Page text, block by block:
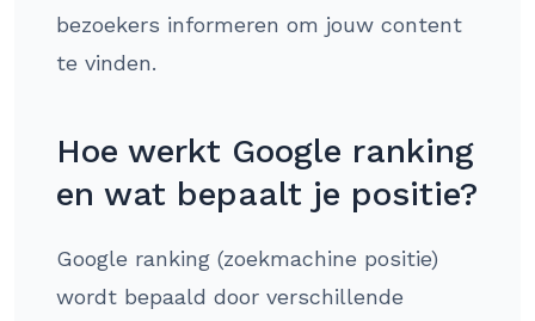
bezoekers informeren om jouw content
te vinden.
Hoe werkt Google ranking
en wat bepaalt je positie?
Google ranking (zoekmachine positie)
wordt bepaald door verschillende